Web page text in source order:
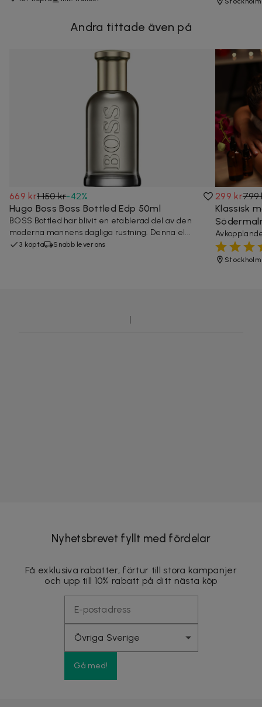
Andra tittade även på
669 kr1 150 kr-42%
Hugo Boss Boss Bottled Edp 50ml
BOSS Bottled har blivit en etablerad del av den
moderna mannens dagliga rustning. Denna el...
3 köpta Snabb leverans
299 kr799
Klassisk
Stockholm
Nyhetsbrevet fyllt med fördelar
Få exklusiva rabatter, förtur till stora kampanjer
och upp till 10% rabatt på ditt nästa köp
Gå med!